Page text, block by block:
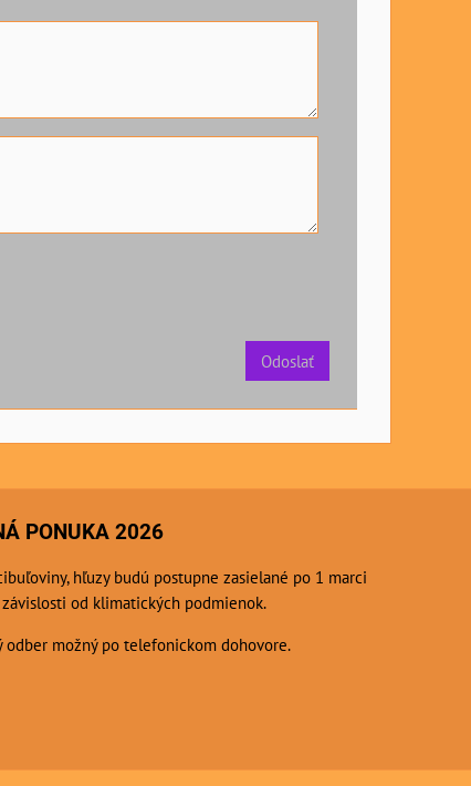
Odoslať
PONUKA 2026
hľuzy budú postupne zasielané po 1 marci
od klimatických podmienok.
odber možný po telefonickom dohovore.